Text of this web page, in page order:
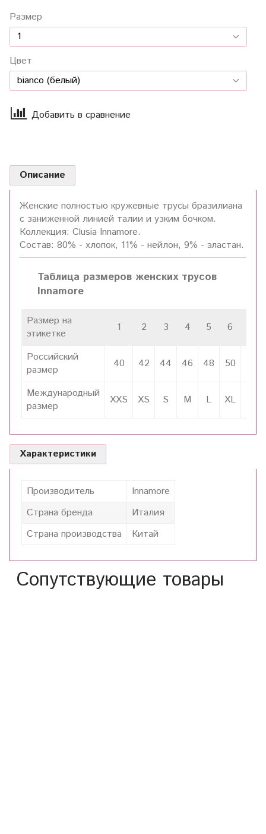
Размер
Цвет
Добавить в сравнение
Описание
Женские полностью кружевные трусы бразилиана
с заниженной линией талии и узким бочком.
Коллекция: Clusia Innamore.
Состав: 80% - хлопок, 11% - нейлон, 9% - эластан.
Таблица размеров женских трусов
Innamore
Размер на
этикетке
1 2 3 4 5 6
Российский
размер
40 42 44 46 48 50
Международный
размер
XXS XS S M L XL
Характеристики
Производитель
Innamore
Страна бренда
Италия
Страна производства
Китай
Сопутствующие товары